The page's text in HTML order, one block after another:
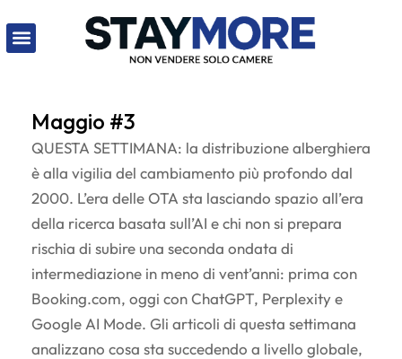
Maggio #3
QUESTA SETTIMANA: la distribuzione alberghiera
è alla vigilia del cambiamento più profondo dal
2000. L’era delle OTA sta lasciando spazio all’era
della ricerca basata sull’AI e chi non si prepara
rischia di subire una seconda ondata di
intermediazione in meno di vent’anni: prima con
Booking.com, oggi con ChatGPT, Perplexity e
Google AI Mode. Gli articoli di questa settimana
analizzano cosa sta succedendo a livello globale,